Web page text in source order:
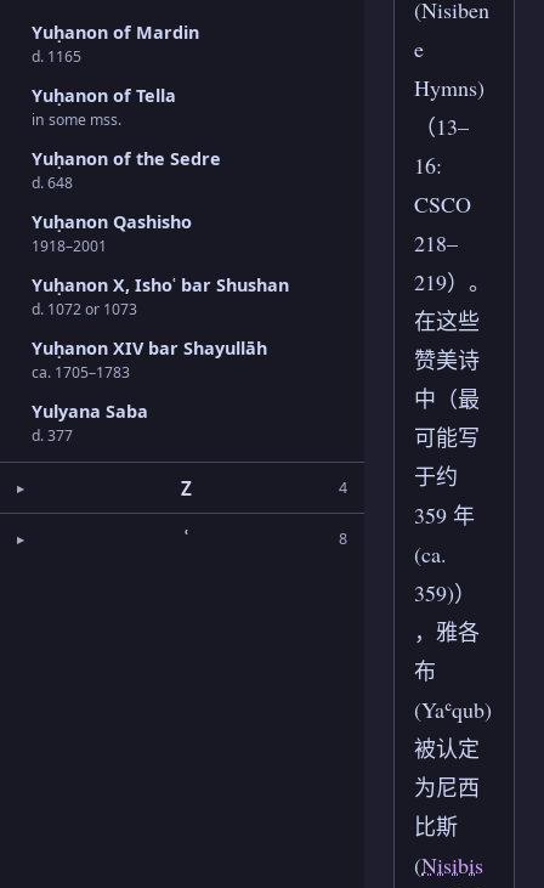
Yuḥanon of Mardin
d. 1165
Yuḥanon of Tella
in some mss.
Yuḥanon of the Sedre
d. 648
Yuḥanon Qashisho
1918–2001
Yuḥanon X, Ishoʿ bar Shushan
d. 1072 or 1073
Yuḥanon XIV bar Shayullāh
ca. 1705–1783
Yulyana Saba
d. 377
Z 4
ʿ 8
(Nisiben
e
Hymns)
（13–
16:
CSCO
218–
219）。
在这些
赞美诗
中（最
可能写
于约
359 年
(ca.
359)）
，雅各
布
(Yaʿqub)
被认定
为尼西
比斯
(Nisibis